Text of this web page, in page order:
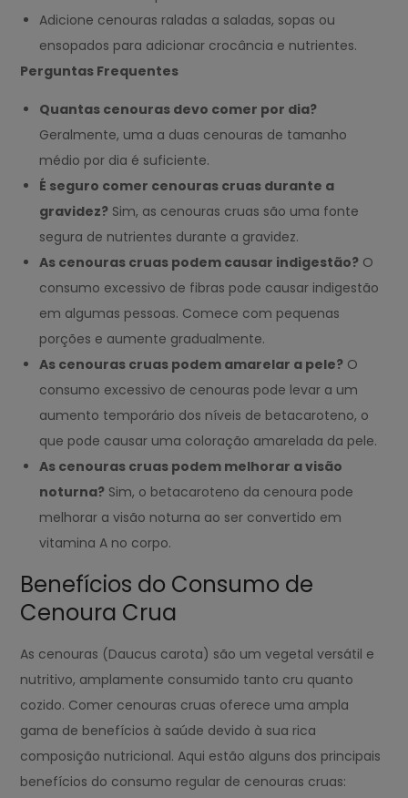
Adicione cenouras raladas a saladas, sopas ou
ensopados para adicionar crocância e nutrientes.
Perguntas Frequentes
Quantas cenouras devo comer por dia?
Geralmente, uma a duas cenouras de tamanho
médio por dia é suficiente.
É seguro comer cenouras cruas durante a
gravidez? Sim, as cenouras cruas são uma fonte
segura de nutrientes durante a gravidez.
As cenouras cruas podem causar indigestão? O
consumo excessivo de fibras pode causar indigestão
em algumas pessoas. Comece com pequenas
porções e aumente gradualmente.
As cenouras cruas podem amarelar a pele? O
consumo excessivo de cenouras pode levar a um
aumento temporário dos níveis de betacaroteno, o
que pode causar uma coloração amarelada da pele.
As cenouras cruas podem melhorar a visão
noturna? Sim, o betacaroteno da cenoura pode
melhorar a visão noturna ao ser convertido em
vitamina A no corpo.
Benefícios do Consumo de
Cenoura Crua
As cenouras (Daucus carota) são um vegetal versátil e
nutritivo, amplamente consumido tanto cru quanto
cozido. Comer cenouras cruas oferece uma ampla
gama de benefícios à saúde devido à sua rica
composição nutricional. Aqui estão alguns dos principais
benefícios do consumo regular de cenouras cruas: